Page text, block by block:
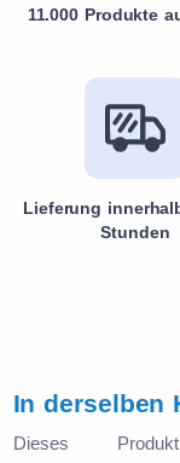
11.000 Produkte
Lieferung
Stunden
In derselben
Dieses